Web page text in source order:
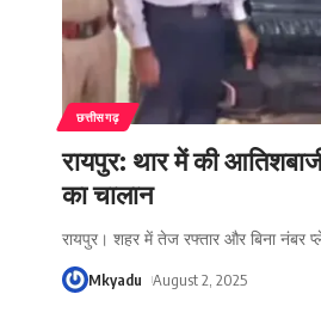
छत्तीसगढ़
रायपुर: थार में की
का चालान
रायपुर। शहर में तेज रफ्तार और बिना नंबर
Mkyadu August 2, 2025